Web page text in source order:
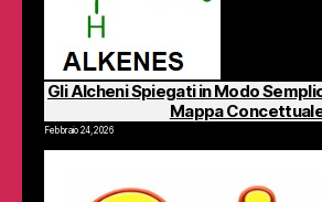
Gli Alcheni Spiegati in Modo
Mappa
Febbraio 24, 2026